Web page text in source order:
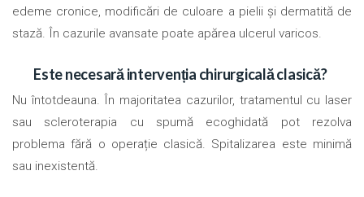
edeme cronice, modificări de culoare a pielii și dermatită de
stază. În cazurile avansate poate apărea ulcerul varicos.
Este necesară intervenția chirurgicală clasică?
Nu întotdeauna. În majoritatea cazurilor, tratamentul cu laser
sau scleroterapia cu spumă ecoghidată pot rezolva
problema fără o operație clasică. Spitalizarea este minimă
sau inexistentă.